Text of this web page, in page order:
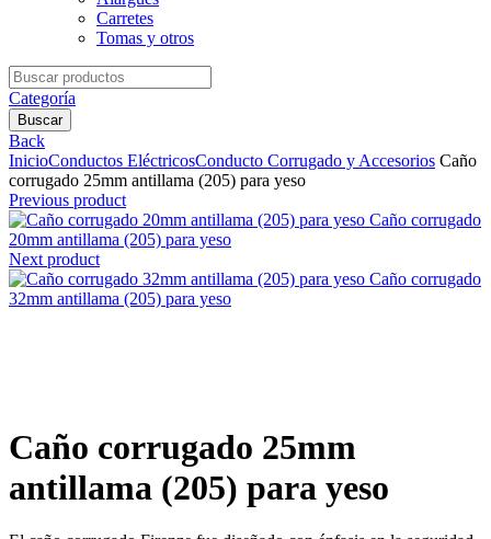
Carretes
Tomas y otros
Search
for:
Categoría
Buscar
Back
InicioConductos EléctricosConducto Corrugado y Accesorios Caño
corrugado 25mm antillama (205) para yeso
Previous product
Caño corrugado
20mm antillama (205) para yeso
Next product
Caño corrugado
32mm antillama (205) para yeso
Caño corrugado 25mm
antillama (205) para yeso